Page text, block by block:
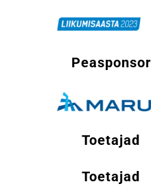
Peasponsor
Toetajad
Toetajad